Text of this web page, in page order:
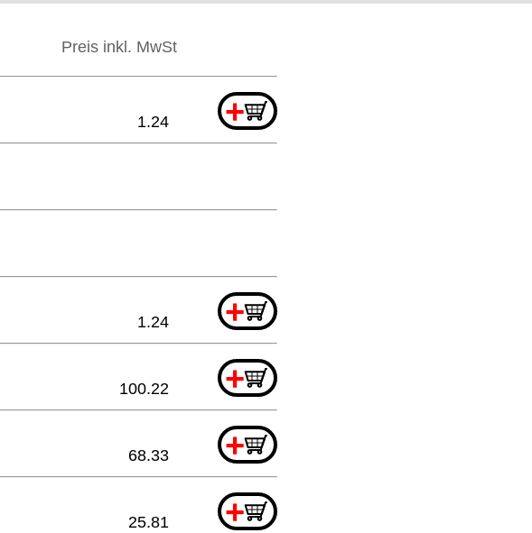
Preis inkl. MwSt
+
1.24
+
1.24
+
100.22
+
68.33
+
25.81